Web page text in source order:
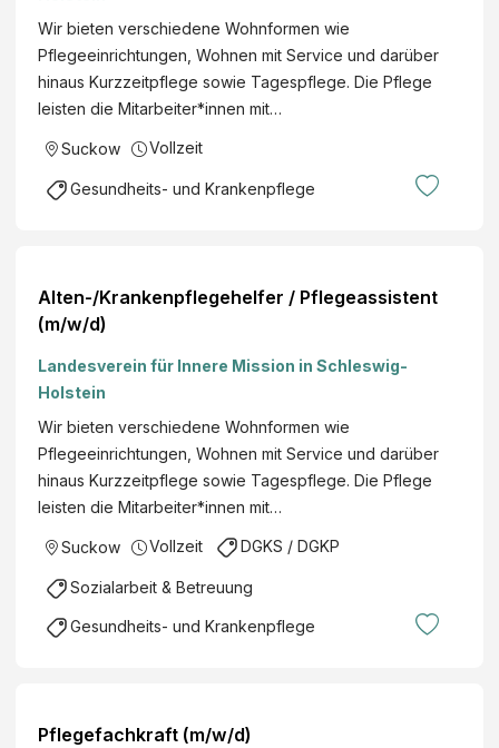
Wir bieten verschiedene Wohnformen wie
Pflegeeinrichtungen, Wohnen mit Service und darüber
hinaus Kurzzeitpflege sowie Tagespflege. Die Pflege
leisten die Mitarbeiter*innen mit…
Suckow Vollzeit
Gesundheits- und Krankenpflege
Alten-/Krankenpflegehelfer / Pflegeassistent
(m/w/d)
Landesverein für Innere Mission in Schleswig-
Holstein
Wir bieten verschiedene Wohnformen wie
Pflegeeinrichtungen, Wohnen mit Service und darüber
hinaus Kurzzeitpflege sowie Tagespflege. Die Pflege
leisten die Mitarbeiter*innen mit…
Suckow Vollzeit DGKS / DGKP
Sozialarbeit & Betreuung
Gesundheits- und Krankenpflege
Pflegefachkraft (m/w/d)